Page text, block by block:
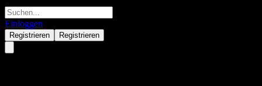
Einloggen
Registrieren Registrieren